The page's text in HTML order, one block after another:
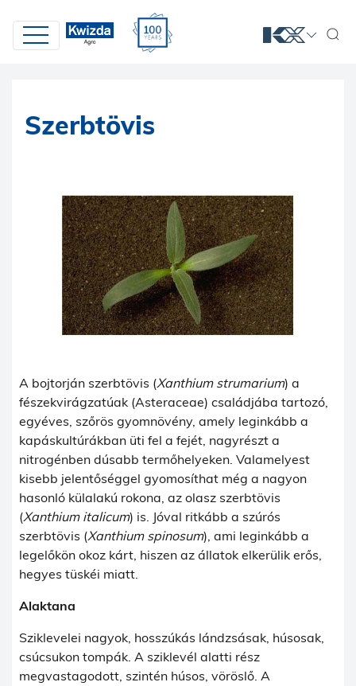
Szerbtövis
A bojtorján szerbtövis (Xanthium strumarium) a
fészekvirágzatúak (Asteraceae) családjába tartozó,
egyéves, szőrös gyomnövény, amely leginkább a
kapáskultúrákban üti fel a fejét, nagyrészt a
nitrogénben dúsabb termőhelyeken. Valamelyest
kisebb jelentőséggel gyomosíthat még a nagyon
hasonló külalakú rokona, az olasz szerbtövis
(Xanthium italicum) is. Jóval ritkább a szúrós
szerbtövis (Xanthium spinosum), ami leginkább a
legelőkön okoz kárt, hiszen az állatok elkerülik erős,
hegyes tüskéi miatt.
Alaktana
Sziklevelei nagyok, hosszúkás lándzsásak, húsosak,
csúcsukon tompák. A sziklevél alatti rész
megvastagodott, szintén húsos, vöröslő. A